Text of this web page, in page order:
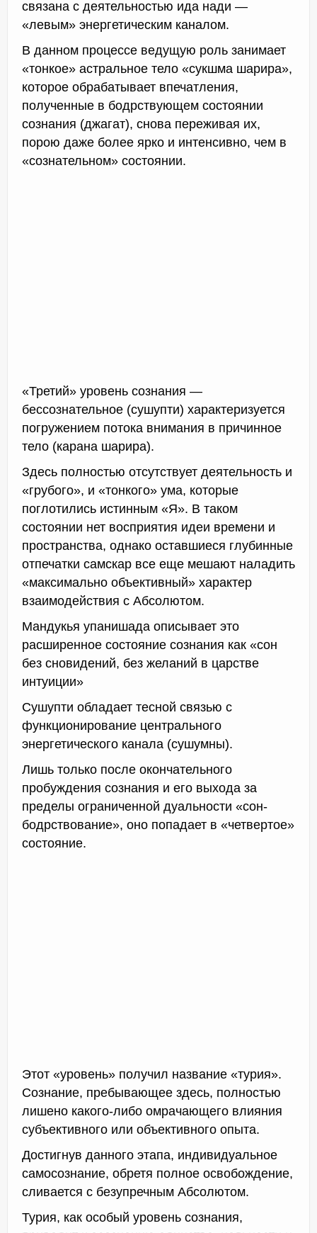
связана с деятельностью ида нади —
«левым» энергетическим каналом.
В данном процессе ведущую роль занимает
«тонкое» астральное тело «сукшма шарира»,
которое обрабатывает впечатления,
полученные в бодрствующем состоянии
сознания (джагат), снова переживая их,
порою даже более ярко и интенсивно, чем в
«сознательном» состоянии.
«Третий» уровень сознания —
бессознательное (сушупти) характеризуется
погружением потока внимания в причинное
тело (карана шарира).
Здесь полностью отсутствует деятельность и
«грубого», и «тонкого» ума, которые
поглотились истинным «Я». В таком
состоянии нет восприятия идеи времени и
пространства, однако оставшиеся глубинные
отпечатки самскар все еще мешают наладить
«максимально объективный» характер
взаимодействия с Абсолютом.
Мандукья упанишада описывает это
расширенное состояние сознания как «сон
без сновидений, без желаний в царстве
интуиции»
Сушупти обладает тесной связью с
функционирование центрального
энергетического канала (сушумны).
Лишь только после окончательного
пробуждения сознания и его выхода за
пределы ограниченной дуальности «сон-
бодрствование», оно попадает в «четвертое»
состояние.
Этот «уровень» получил название «турия».
Сознание, пребывающее здесь, полностью
лишено какого-либо омрачающего влияния
субъективного или объективного опыта.
Достигнув данного этапа, индивидуальное
самосознание, обретя полное освобождение,
сливается с безупречным Абсолютом.
Турия, как особый уровень сознания,